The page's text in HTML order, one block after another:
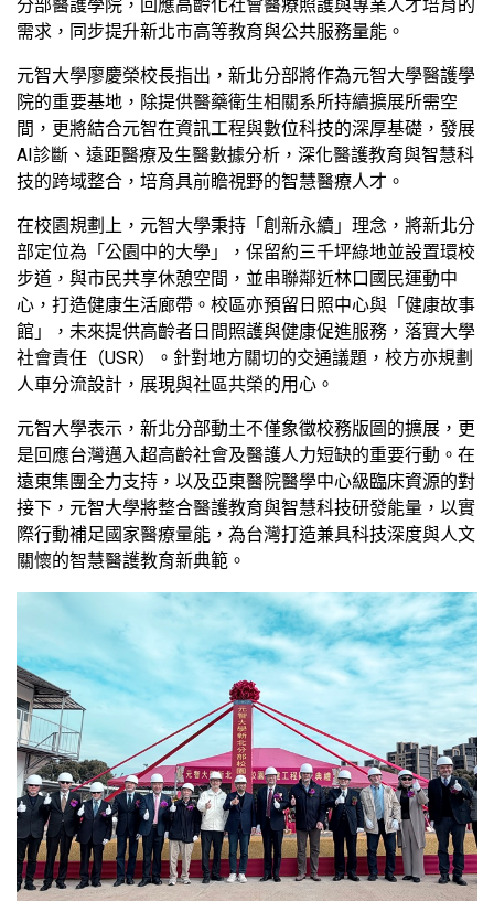
分部醫護學院，回應高齡化社會醫療照護與專業人才培育的
需求，同步提升新北市高等教育與公共服務量能。
元智大學廖慶榮校長指出，新北分部將作為元智大學醫護學
院的重要基地，除提供醫藥衛生相關系所持續擴展所需空
間，更將結合元智在資訊工程與數位科技的深厚基礎，發展
AI診斷、遠距醫療及生醫數據分析，深化醫護教育與智慧科
技的跨域整合，培育具前瞻視野的智慧醫療人才。
在校園規劃上，元智大學秉持「創新永續」理念，將新北分
部定位為「公園中的大學」，保留約三千坪綠地並設置環校
步道，與市民共享休憩空間，並串聯鄰近林口國民運動中
心，打造健康生活廊帶。校區亦預留日照中心與「健康故事
館」，未來提供高齡者日間照護與健康促進服務，落實大學
社會責任（USR）。針對地方關切的交通議題，校方亦規劃
人車分流設計，展現與社區共榮的用心。
元智大學表示，新北分部動土不僅象徵校務版圖的擴展，更
是回應台灣邁入超高齡社會及醫護人力短缺的重要行動。在
遠東集團全力支持，以及亞東醫院醫學中心級臨床資源的對
接下，元智大學將整合醫護教育與智慧科技研發能量，以實
際行動補足國家醫療量能，為台灣打造兼具科技深度與人文
關懷的智慧醫護教育新典範。